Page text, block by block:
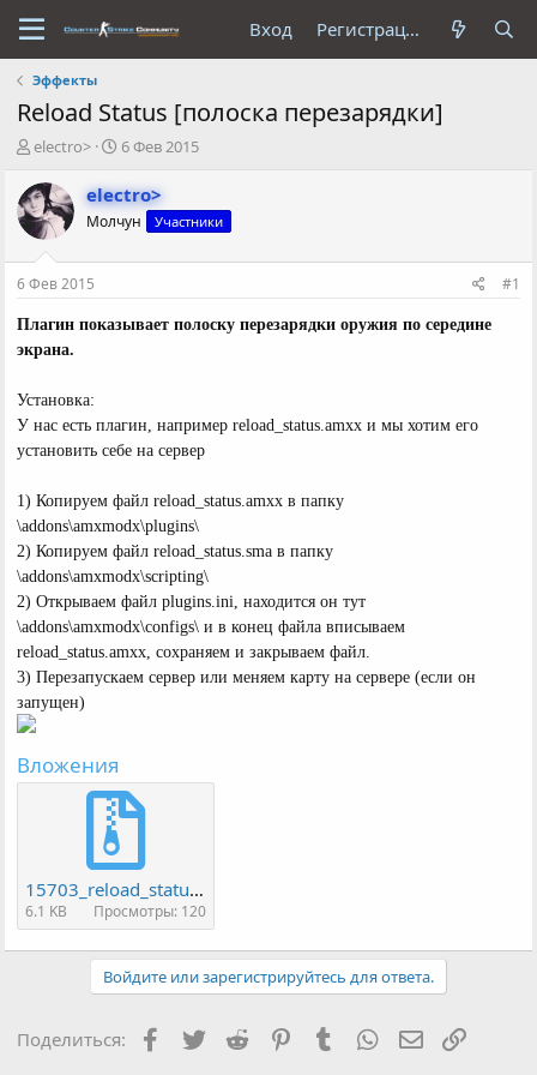
Вход Регистрация
Эффекты
Reload Status [полоска перезарядки]
А
т
о
р
е
м
ы
electro>
Д
т
а
н
л
6 Фев 2015
electro>
Молчун Участники
6 Фев 2015 #1
Плагин показывает полоску перезарядки оружия по середине
экрана.
Установка:
У нас есть плагин, например reload_status.amxx и мы хотим его
установить себе на сервер
1) Копируем файл reload_status.amxx в папку
\addons\amxmodx\plugins\
2) Копируем файл reload_status.sma в папку
\addons\amxmodx\scripting\
2) Открываем файл plugins.ini, находится он тут
\addons\amxmodx\configs\ и в конец файла вписываем
reload_status.amxx, сохраняем и закрываем файл.
3) Перезапускаем сервер или меняем карту на сервере (если он
запущен)
Вложения
15703_reload_status.rar
6.1 KB Просмотры: 120
Войдите или зарегистрируйтесь для ответа.
Поделиться: Facebook
TwitterReddit PinterestTumblrWhatsAppСсылка